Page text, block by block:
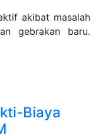
akibat masalah
gebrakan baru.
Biaya